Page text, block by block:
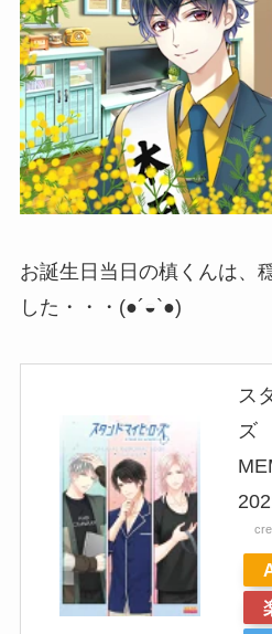
お誕生日当日の槙くんは、
した・・・(●´◒`●)
ス
ズ